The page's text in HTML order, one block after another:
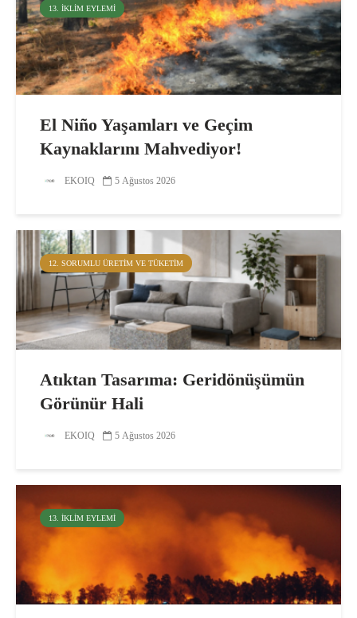
13. İKLIM EYLEMI
El Niño Yaşamları ve Geçim
Kaynaklarını Mahvediyor!
EKOIQ 5 Ağustos 2026
12. SORUMLU ÜRETIM VE TÜKETIM
Atıktan Tasarıma: Geridönüşümün
Görünür Hali
EKOIQ 5 Ağustos 2026
13. İKLIM EYLEMI